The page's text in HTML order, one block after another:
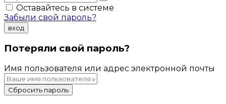
Оставайтесь в системе
Забыли свой пароль?
вход
Потеряли свой пароль?
Имя пользователя или адрес электронной почты
Сбросить пароль